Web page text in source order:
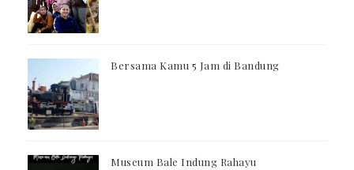
Bersama Kamu 5 Jam di Bandung
Museum Bale Indung Rahayu